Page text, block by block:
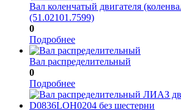
Вал коленчатый двигателя
(51.02101.7599)
0
Подробнее
Вал распределительный
0
Подробнее